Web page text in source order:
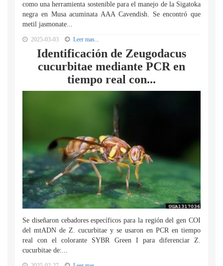
como una herramienta sostenible para el manejo de la Sigatoka
negra en Musa acuminata AAA Cavendish. Se encontró que
metil jasmonate...
2025-03-03 Leer mas...
Identificación de Zeugodacus
cucurbitae mediante PCR en
tiempo real con...
Se diseñaron cebadores específicos para la región del gen COI
del mtADN de Z. cucurbitae y se usaron en PCR en tiempo
real con el colorante SYBR Green I para diferenciar Z.
cucurbitae de:...